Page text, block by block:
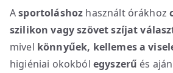
Asportoláshoz használt órákhoz
szilikon vagy szövet szíjat
mivel könnyűek, kellemes a
higiéniai okokból egyszerű és